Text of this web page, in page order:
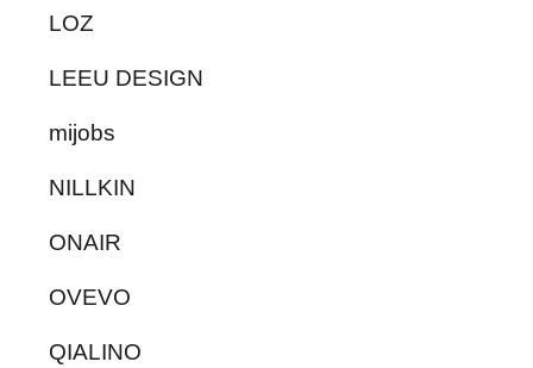
LOZ
LEEU DESIGN
mijobs
NILLKIN
ONAIR
OVEVO
QIALINO